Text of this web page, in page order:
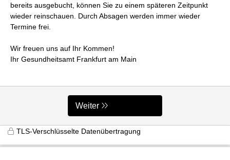
bereits ausgebucht, können Sie zu einem späteren Zeitpunkt
wieder reinschauen. Durch Absagen werden immer wieder
Termine frei.
Wir freuen uns auf Ihr Kommen!
Ihr Gesundheitsamt Frankfurt am Main
Weiter
TLS-Verschlüsselte Datenübertragung